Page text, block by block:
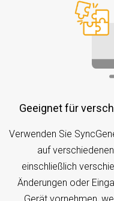
Geeignet für
Verwenden Sie
auf
einschließlich
Änderungen oder